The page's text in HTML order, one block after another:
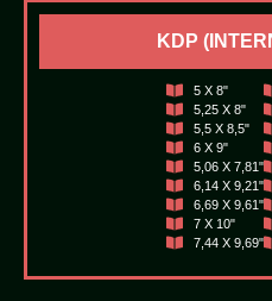
KDP
5 X 8"
5,25 X 8"
5,5 X 8,5"
6 X 9"
5,06 X 7,81"
6,14 X 9,21"
6,69 X 9,61"
7 X 10"
7,44 X 9,69"